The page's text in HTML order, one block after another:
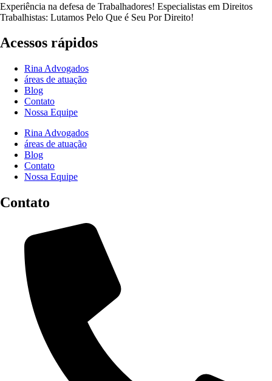
Experiência na defesa de Trabalhadores! Especialistas em Direitos
Trabalhistas: Lutamos Pelo Que é Seu Por Direito!
Acessos rápidos
Rina Advogados
áreas de atuação
Blog
Contato
Nossa Equipe
Rina Advogados
áreas de atuação
Blog
Contato
Nossa Equipe
Contato